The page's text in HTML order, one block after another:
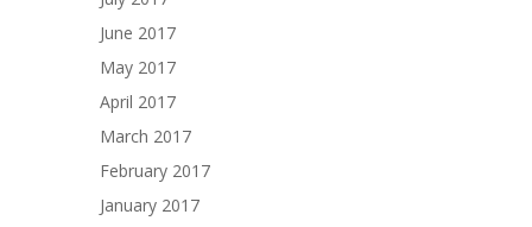
June 2017
May 2017
April 2017
March 2017
February 2017
January 2017